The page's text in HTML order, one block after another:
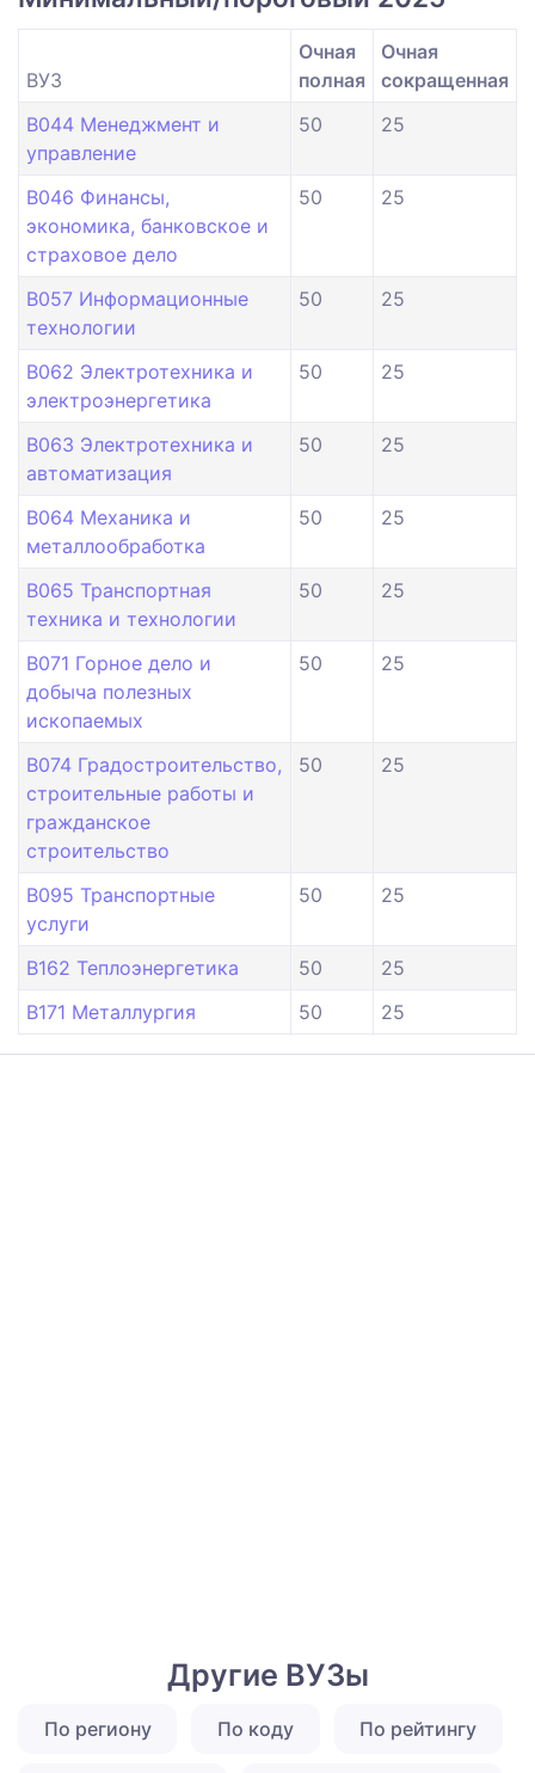
ВУЗ
Очная
полная
Очная
сокращенная
B044 Менеджмент и
управление
50 25
B046 Финансы,
экономика, банковское и
страховое дело
50 25
B057 Информационные
технологии
50 25
B062 Электротехника и
электроэнергетика
50 25
B063 Электротехника и
автоматизация
50 25
B064 Механика и
металлообработка
50 25
B065 Транспортная
техника и технологии
50 25
B071 Горное дело и
добыча полезных
ископаемых
50 25
B074 Градостроительство,
строительные работы и
гражданское
строительство
50 25
B095 Транспортные
услуги
50 25
B162 Теплоэнергетика 50
25
B171 Металлургия
50 25
Другие ВУЗы
По региону По коду По рейтингу